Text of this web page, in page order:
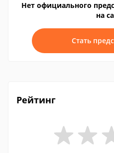
Нет официального
на
Стать
Рейтинг